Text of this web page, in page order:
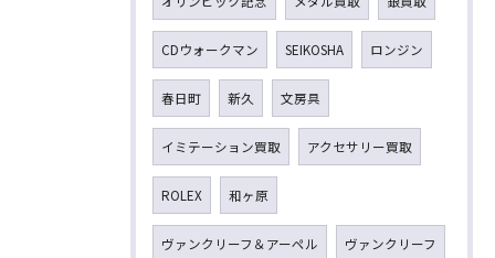
CDウォークマン SEIKOSHA ロンジン
春日町 新久 文房具
イミテーション買取 アクセサリー買取
ROLEX 和ヶ原
ヴァンクリーフ＆アーペル ヴァンクリーフ